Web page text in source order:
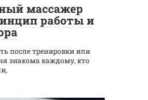
массажер
работы и
после тренировки или
знакома каждому, кто